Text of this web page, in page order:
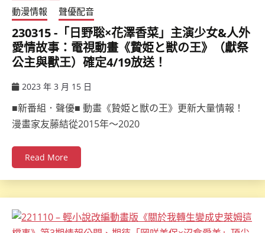
動漫情報 聲優配音
230315 -「日野聡×花澤香菜」主演少女&人外
愛情故事：電視動畫《贄姫と獣の王》（獻祭
公主與獸王）確定4/19放送！
2023 年 3 月 15 日
■新番組．聲優■ 動畫《贄姫と獣の王》更新大量情報！
漫畫家友藤結從2015年～2020
Read More